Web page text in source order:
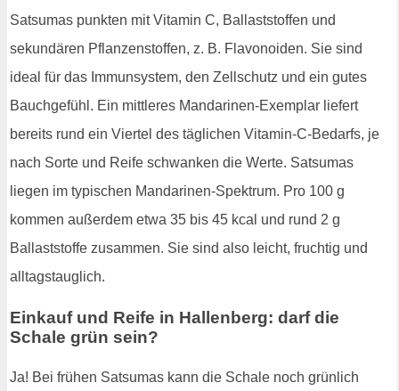
Satsumas punkten mit Vitamin C, Ballaststoffen und
sekundären Pflanzenstoffen, z. B. Flavonoiden. Sie sind
ideal für das Immunsystem, den Zellschutz und ein gutes
Bauchgefühl. Ein mittleres Mandarinen-Exemplar liefert
bereits rund ein Viertel des täglichen Vitamin-C-Bedarfs, je
nach Sorte und Reife schwanken die Werte. Satsumas
liegen im typischen Mandarinen-Spektrum. Pro 100 g
kommen außerdem etwa 35 bis 45 kcal und rund 2 g
Ballaststoffe zusammen. Sie sind also leicht, fruchtig und
alltagstauglich.
Einkauf und Reife in Hallenberg: darf die
Schale grün sein?
Ja! Bei frühen Satsumas kann die Schale noch grünlich